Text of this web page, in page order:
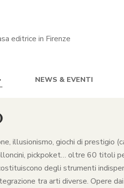
NEWS & EVENTI
illusionismo, giochi di prestigio
pickpoket… oltre 60 titoli
degli strumenti
tra arti diverse. Opere